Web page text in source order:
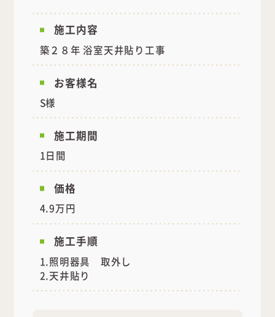
施工内容
築２８年 浴室天井貼り工事
お客様名
S様
施工期間
1日間
価格
4.9万円
施工手順
1.照明器具 取外し
2.天井貼り